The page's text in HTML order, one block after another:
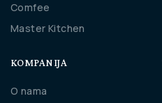
Comfee
Master Kitchen
KOMPANIJA
O nama